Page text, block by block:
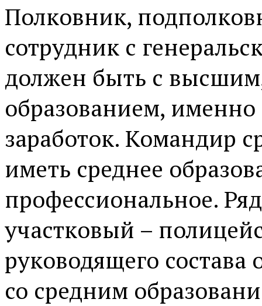
Полковник,
сотрудник с
должен быть с
образованием,
заработок. Командир
иметь среднее
профессиональное.
участковый –
руководящего
со средним